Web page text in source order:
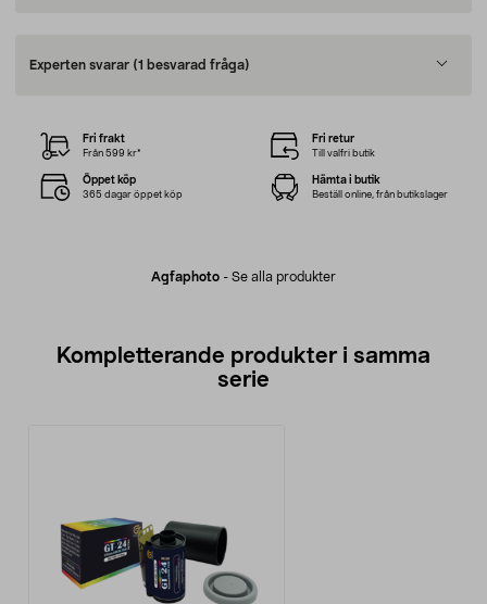
Experten svarar (1 besvarad fråga)
Agfaphoto - Se alla produkter
Fri frakt
Från 599 kr*
Fri retur
Till valfri butik
Öppet köp
365 dagar öppet köp
Hämta i butik
Beställ online, från butikslager
Kompletterande produkter i samma
serie